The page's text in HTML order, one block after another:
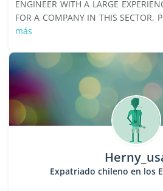
ENGINEER WITH A LARGE
FOR A COMPANY IN THIS SECTOR,
más
Expatriado chileno en los